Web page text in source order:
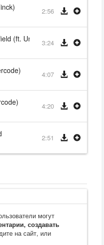
2:56
(ft. Undercode)
3:24
4:07
4:20
2:51
могут
создавать
на сайт, или